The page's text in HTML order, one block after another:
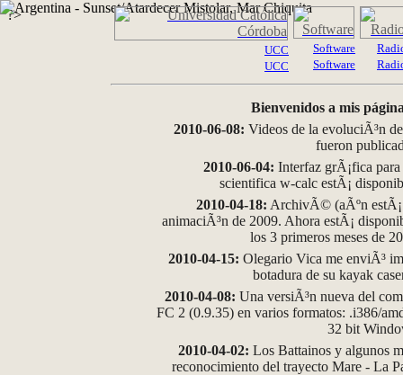
?>
UCC
UCC
Software
Software
Bienvenidos a mis
2010-06-08: Videos de la evoluciÃ³n
fueron
2010-06-04: Interfaz grÃ¡fica
scientifica w-calc estÃ¡
2010-04-18: ArchivÃ© (aÃºn
animaciÃ³n de 2009. Ahora estÃ¡
los 3 primeros meses de
2010-04-15: Olegario Vica me enviÃ³
botadura de su kayak
2010-04-08: Una versiÃ³n nueva del
FC 2 (0.9.35) en varios formatos: .i386/
32 bit
2010-04-02: Los Battainos y algunos
reconocimiento del trayecto Mare - La